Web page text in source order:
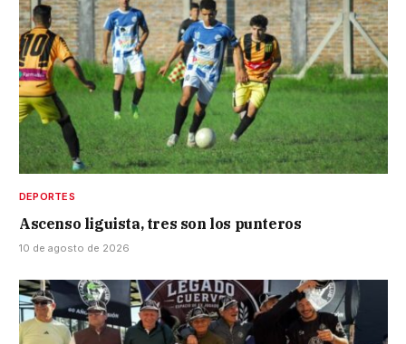
DEPORTES
Ascenso liguista, tres son los punteros
10 de agosto de 2026